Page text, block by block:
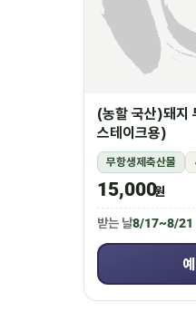
(농할 국산)돼
스테이크용)
무항생제축산물
15,000원
받는 날8/17~8/21